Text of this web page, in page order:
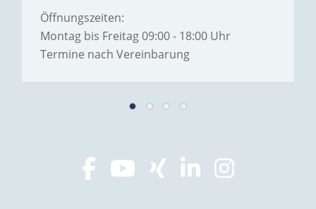
Öffnungszeiten:
Montag bis Freitag 09:00 - 18:00 Uhr
Termine nach Vereinbarung